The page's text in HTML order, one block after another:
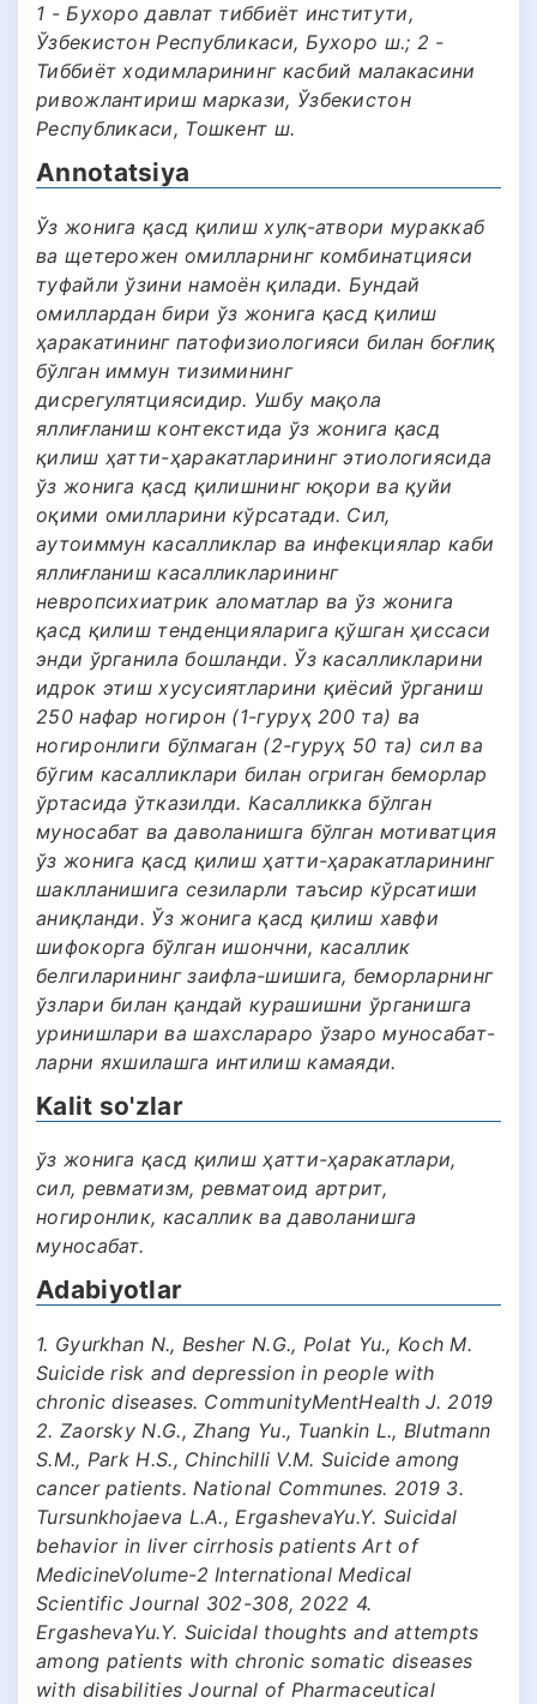
1 - Бухоро давлат тиббиёт институти,
Ўзбекистон Республикаси, Бухоро ш.; 2 -
Тиббиёт ходимларининг касбий малакасини
ривожлантириш маркази, Ўзбекистон
Республикаси, Тошкент ш.
Annotatsiya
Ўз жонига қасд қилиш хулқ-атвори мураккаб
ва щетерожен омилларнинг комбинатцияси
туфайли ўзини намоён қилади. Бундай
омиллардан бири ўз жонига қасд қилиш
ҳаракатининг патофизиологияси билан боғлиқ
бўлган иммун тизимининг
дисрегулятциясидир. Ушбу мақола
яллиғланиш контекстида ўз жонига қасд
қилиш ҳатти-ҳаракатларининг этиологиясида
ўз жонига қасд қилишнинг юқори ва қуйи
оқими омилларини кўрсатади. Сил,
аутоиммун касалликлар ва инфекциялар каби
яллиғланиш касалликларининг
невропсихиатрик аломатлар ва ўз жонига
қасд қилиш тенденцияларига қўшган ҳиссаси
энди ўрганила бошланди. Ўз касалликларини
идрок этиш хусусиятларини қиёсий ўрганиш
250 нафар ногирон (1-гуруҳ 200 та) ва
ногиронлиги бўлмаган (2-гуруҳ 50 та) сил ва
бўгим касалликлари билан огриган беморлар
ўртасида ўтказилди. Касалликка бўлган
муносабат ва даволанишга бўлган мотиватция
ўз жонига қасд қилиш ҳатти-ҳаракатларининг
шаклланишига сезиларли таъсир кўрсатиши
аниқланди. Ўз жонига қасд қилиш хавфи
шифокорга бўлган ишончни, касаллик
белгиларининг заифла-шишига, беморларнинг
ўзлари билан қандай курашишни ўрганишга
уринишлари ва шахслараро ўзаро муносабат-
ларни яхшилашга интилиш камаяди.
Kalit so'zlar
ўз жонига қасд қилиш ҳатти-ҳаракатлари,
сил, ревматизм, ревматоид артрит,
ногиронлик, касаллик ва даволанишга
муносабат.
Adabiyotlar
1. Gyurkhan N., Besher N.G., Polat Yu., Koch M.
Suicide risk and depression in people with
chronic diseases. CommunityMentHealth J. 2019
2. Zaorsky N.G., Zhang Yu., Tuankin L., Blutmann
S.M., Park H.S., Chinchilli V.M. Suicide among
cancer patients. National Communes. 2019 3.
Tursunkhojaeva L.A., ErgashevaYu.Y. Suicidal
behavior in liver cirrhosis patients Art of
MedicineVolume-2 International Medical
Scientific Journal 302-308, 2022 4.
ErgashevaYu.Y. Suicidal thoughts and attempts
among patients with chronic somatic diseases
with disabilities Journal of Pharmaceutical